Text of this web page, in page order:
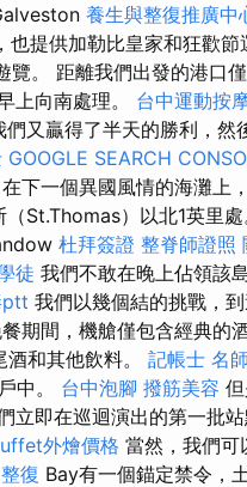
養生與整復推廣中
也提供加勒比皇家和狂歡
覽。 距離我們出發的港口
上向南處理。 台中運動按
們又贏得了半天的勝利，然
GOOGLE SEARCH
下一個異國風情的海灘上
St.Thomas）以北1英里
杜拜簽證 整脊師證照
徒 我們不敢在晚上佔領該
ptt 我們以幾個結的挑戰，
期間，機艙僅包含經典的
和其他飲料。 記帳士 名
中。 台中泡腳 撥筋美容
立即在巡迴演出的第一批
外燴價格 當然，我們可
復 Bay有一個錨定禁令，